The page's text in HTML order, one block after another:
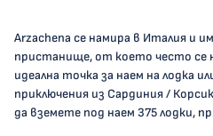
Arzachena се намира в Италия и
пристанище, от което често се
идеална точка за наем на лодка
приключения из Сардиния /
да вземете под наем 375 лодки,